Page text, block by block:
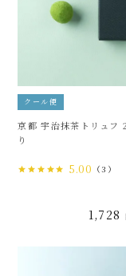
クール便
京都 宇治抹茶トリュフ
り
5.00 （3）
1,728